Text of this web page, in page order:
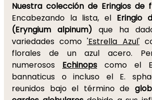
Nuestra colección de Eringios de
Encabezando la lista, el Eringio
(Eryngium alpinum) que ha
variedades como'Estrella Azul'
florales de un azul acero.
numerosos Echinops como el
bannaticus o incluso el E.
reunidos bajo el término de